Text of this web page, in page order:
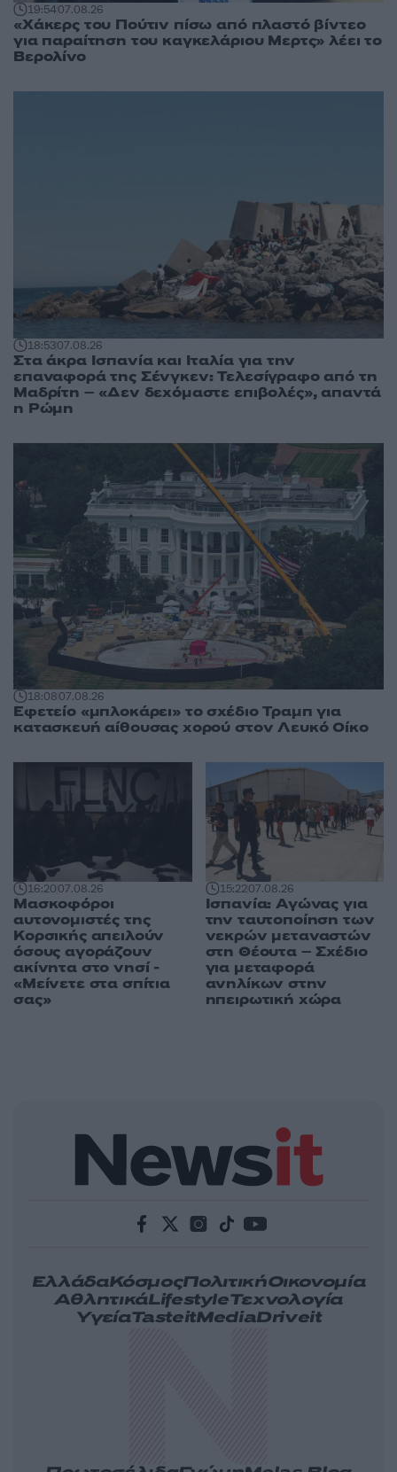
19:5407.08.26
«Χάκερς του Πούτιν πίσω από πλαστό βίντεο
για παραίτηση του καγκελάριου Μερτς» λέει το
Βερολίνο
18:5307.08.26
Στα άκρα Ισπανία και Ιταλία για την
επαναφορά της Σένγκεν: Τελεσίγραφο από τη
Μαδρίτη – «Δεν δεχόμαστε επιβολές», απαντά
η Ρώμη
18:0807.08.26
Εφετείο «μπλοκάρει» το σχέδιο Τραμπ για
κατασκευή αίθουσας χορού στον Λευκό Οίκο
16:2007.08.26
Μασκοφόροι
αυτονομιστές της
Κορσικής απειλούν
όσους αγοράζουν
ακίνητα στο νησί -
«Μείνετε στα σπίτια
σας»
15:2207.08.26
Ισπανία: Αγώνας για
την ταυτοποίηση των
νεκρών μεταναστών
στη Θέουτα – Σχέδιο
για μεταφορά
ανηλίκων στην
ηπειρωτική χώρα
ΕλλάδαΚόσμοςΠολιτικήΟικονομία
ΑθλητικάLifestyleΤεχνολογία
ΥγείαTasteitMediaDriveit